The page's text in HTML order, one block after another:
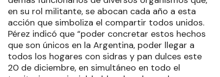
en su rol militante, se abocan cada año a esta
acción que simboliza el compartir todos unidos.
Pérez indicó que “poder concretar estos hechos
que son únicos en la Argentina, poder llegar a
todos los hogares con sidras y pan dulces este
20 de diciembre, en simultáneo en todo el